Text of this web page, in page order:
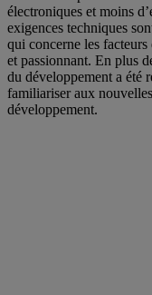
électroniques et moins
exigences techniques
qui concerne les
et passionnant. En plus
du développement a été
familiariser aux
développement.